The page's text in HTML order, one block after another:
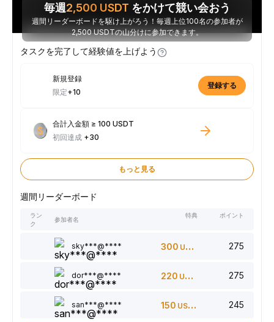
毎週2,500 USDT をかけて競い会おう
週間リーダーボードを駆け上がろう！毎週上位100名の参加者が
2,500 USDTの山分けに参加できます。
タスクを完了して経験値を上げよう
新規登録
限定+10
登録する
合計入金額 ≥ 100 USDT
初回達成 +30
もっと見る
週間リーダーボード
ラン
ク
参加者名
特典 ポイント
sky***@**** 300 USDT 275
dor***@**** 220 USDT 275
san***@**** 150 USDT 245